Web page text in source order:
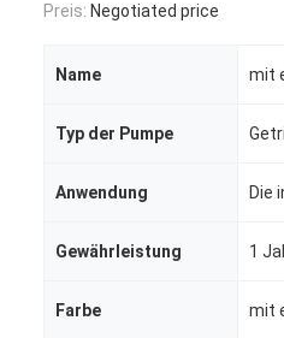
Preis: Negotiated price
Name mit
Typ der Pumpe
Anwendung
Gewährleistung 1
Farbe mit